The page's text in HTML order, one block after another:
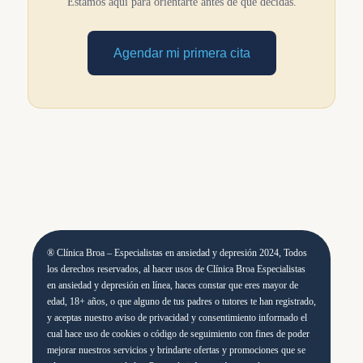
tienes dudas, escríbenos y te orientamos sin costo.
Agendar mi primera cita
® Clínica Broa – Especialistas en ansiedad y depresión 2024, Todos
los derechos reservados, al hacer usos de Clínica Broa Especialistas
en ansiedad y depresión en línea, haces constar que eres mayor de
edad, 18+ años, o que alguno de tus padres o tutores te han registrado,
y aceptas nuestro aviso de privacidad y consentimiento informado el
cual hace uso de cookies o código de seguimiento con fines de poder
mejorar nuestros servicios y brindarte ofertas y promociones que se